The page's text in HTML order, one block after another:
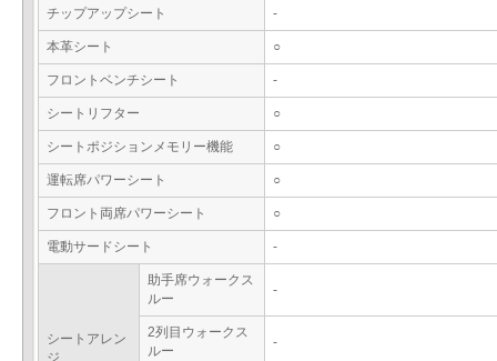
チップアップシート -
本革シート ○
フロントベンチシート -
シートリフター ○
シートポジションメモリー機能 ○
運転席パワーシート ○
フロント両席パワーシート ○
電動サードシート -
シートアレン
ジ
助手席ウォークス
ルー
-
2列目ウォークス
ルー
-